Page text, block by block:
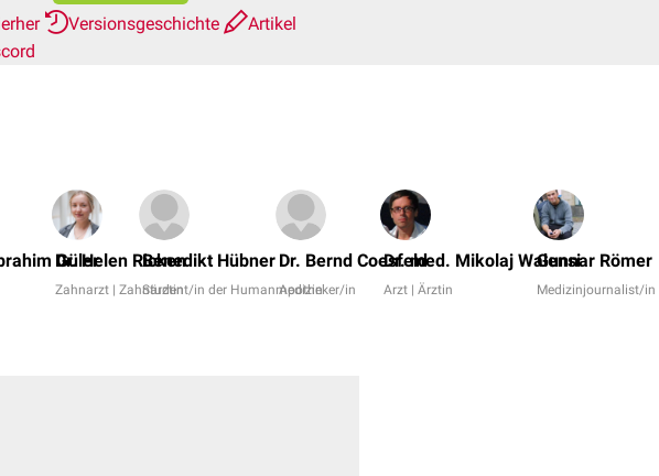
Versionsgeschichte
Artikel
Güler
Dr. Helen Ricken
Zahnarzt | Zahnärztin
Benedikt Hübner
Student/in der Humanmedizin
Dr. Bernd Coesfeld
Apotheker/in
Dr. med. Mikolaj Walensi
Arzt | Ärztin
Gunnar Römer
Medizinjournalist/in